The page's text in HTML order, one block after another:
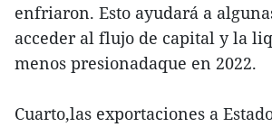
enfriaron. Esto ayudará a
acceder al flujo de capital y la
menos presionadaque en 2022.
Cuarto,las exportaciones a